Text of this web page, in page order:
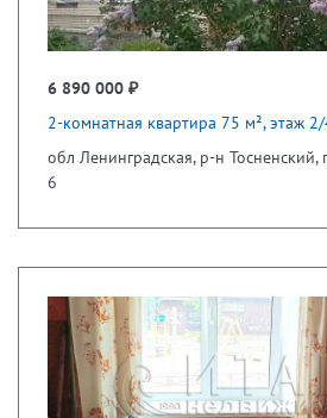
6 890 000 ₽
2-комнатная квартира 75 м², этаж
обл Ленинградская, р-н Тосненский,
6